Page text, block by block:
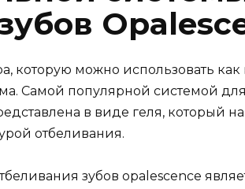
которую можно использовать как
Самой популярной системой
в виде геля, который
отбеливания.
зубов opalescence